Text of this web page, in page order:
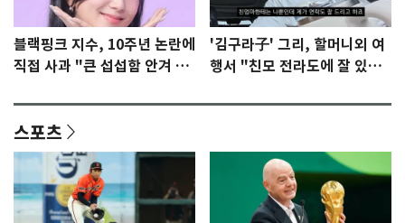
블랙핑크 지수, 10주년 논란에
직접 사과 "큰 섭섭함 안겨 미
'김구라子' 그리, 할머니외 여
행서 "친모 전라도에 잘 있
스포츠